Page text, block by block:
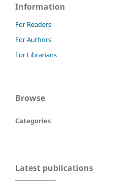
Information
For Readers
For Authors
For Librarians
Browse
Categories
Latest publications